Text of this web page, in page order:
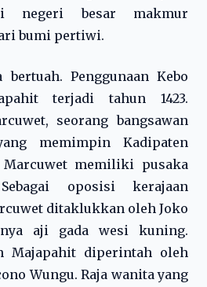
negeri besar makmur
bumi pertiwi.
Penggunaan Kebo
terjadi tahun 1423.
seorang bangsawan
memimpin Kadipaten
Marcuwet memiliki pusaka
oposisi kerajaan
ditaklukkan oleh Joko
aji gada wesi kuning.
Majapahit diperintah oleh
Wungu. Raja wanita yang